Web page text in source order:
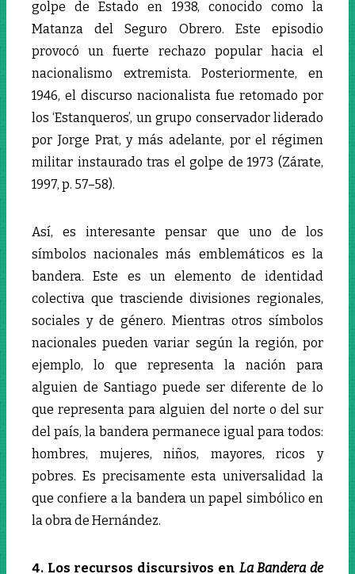
golpe de Estado en 1938, conocido como la
Matanza del Seguro Obrero. Este episodio
provocó un fuerte rechazo popular hacia el
nacionalismo extremista. Posteriormente, en
1946, el discurso nacionalista fue retomado por
los ‘Estanqueros’, un grupo conservador liderado
por Jorge Prat, y más adelante, por el régimen
militar instaurado tras el golpe de 1973 (Zárate,
1997, p. 57–58).
Así, es interesante pensar que uno de los
símbolos nacionales más emblemáticos es la
bandera. Este es un elemento de identidad
colectiva que trasciende divisiones regionales,
sociales y de género. Mientras otros símbolos
nacionales pueden variar según la región, por
ejemplo, lo que representa la nación para
alguien de Santiago puede ser diferente de lo
que representa para alguien del norte o del sur
del país, la bandera permanece igual para todos:
hombres, mujeres, niños, mayores, ricos y
pobres. Es precisamente esta universalidad la
que confiere a la bandera un papel simbólico en
la obra de Hernández.
4. Los recursos discursivos en La Bandera de